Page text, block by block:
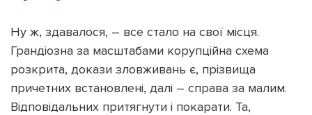
Ну ж, здавалося, – все стало на свої місця.
Грандіозна за масштабами корупційна схема
розкрита, докази зловживань є, прізвища
причетних встановлені, далі – справа за малим.
Відповідальних притягнути і покарати. Та,